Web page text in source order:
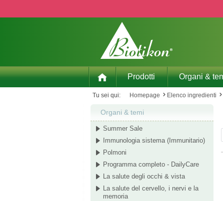
Prodotti Organi &
Tu sei qui: Homepage Elenco ingredienti
Organi & temi
Summer Sale
Immunologia sistema (Immunitario)
Polmoni
Programma completo - DailyCare
La salute degli occhi & vista
La salute del cervello, i nervi e la
memoria